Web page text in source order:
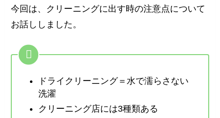
今回は、クリーニングに出す時の注意点について
お話ししました。
ドライクリーニング＝水で濡らさない
洗濯
クリーニング店には3種類ある